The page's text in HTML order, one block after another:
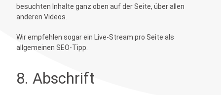
besuchten Inhalte ganz oben auf der Seite, über allen
anderen Videos.
Wir empfehlen sogar ein Live-Stream pro Seite als
allgemeinen SEO-Tipp.
8. Abschrift